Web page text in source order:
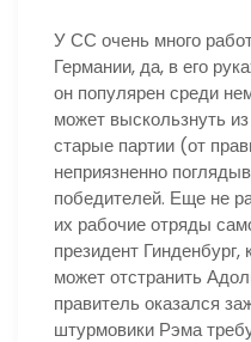
У СС очень много
Германии, да, в его
он популярен среди
может выскользнуть
старые партии (от
неприязненно
победителей. Еще не
их рабочие отряды
президент Гинденбург,
может отстранить
правитель оказался
штурмовики Рэма